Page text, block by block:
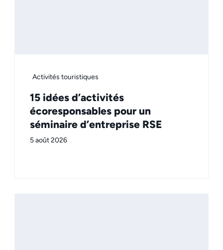
Activités touristiques
15 idées d’activités
écoresponsables pour un
séminaire d’entreprise RSE
5 août 2026